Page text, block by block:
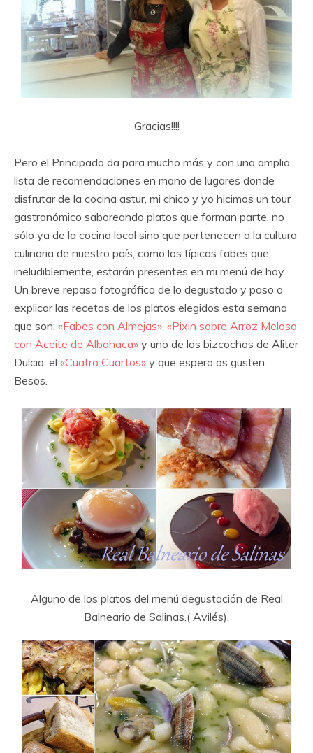
Gracias!!!!
Pero el Principado da para mucho más y con una amplia
lista de recomendaciones en mano de lugares donde
disfrutar de la cocina astur, mi chico y yo hicimos un tour
gastronómico saboreando platos que forman parte, no
sólo ya de la cocina local sino que pertenecen a la cultura
culinaria de nuestro país; como las típicas fabes que,
ineludiblemente, estarán presentes en mi menú de hoy.
Un breve repaso fotográfico de lo degustado y paso a
explicar las recetas de los platos elegidos esta semana
que son: «Fabes con Almejas», «Pixin sobre Arroz Meloso
con Aceite de Albahaca» y uno de los bizcochos de Aliter
Dulcia, el «Cuatro Cuartos» y que espero os gusten.
Besos.
Alguno de los platos del menú degustación de Real
Balneario de Salinas.( Avilés).